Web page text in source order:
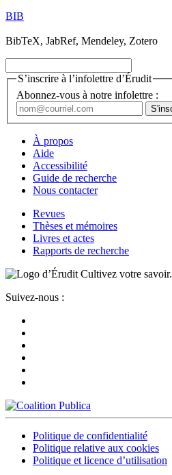
BIB
BibTeX, JabRef, Mendeley, Zotero
S’inscrire à l’infolettre d’Érudit
Abonnez-vous à notre infolettre :
À propos
Aide
Accessibilité
Guide de recherche
Nous contacter
Revues
Thèses et mémoires
Livres et actes
Rapports de recherche
Cultivez votre savoir.
Suivez-nous :
Politique de confidentialité
Politique relative aux cookies
Politique et licence d’utilisation